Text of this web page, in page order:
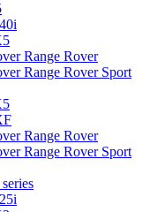
Range Rover
Range Rover Sport
Range Rover
Range Rover Sport